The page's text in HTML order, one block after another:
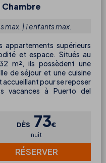
max. | 1 enfants max.
appartements supérieurs
et espace. Situés au
m², ils possèdent une
de séjour et une cuisine
pour se reposer
vacances à Puerto del
DÈS 73€
nuit
RÉSERVER